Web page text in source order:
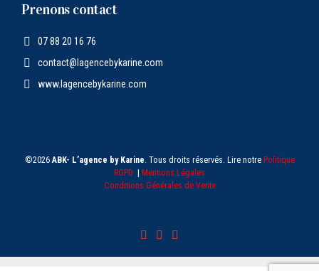
Prenons contact
07 88 20 16 76
contact@lagencebykarine.com
www.lagencebykarine.com
©2026ABK- L’agence by Karine. Tous droits réservés. Lire notre Politique
RGPD
Mentions Légales
Conditions Générales de Vente